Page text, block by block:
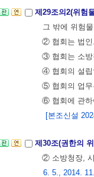
제29조의2(위험
그 밖에 위험
② 협회는 법인
③ 협회는 소방
④ 협회의 설립
⑤ 협회의 업무
⑥ 협회에 관하
[본조신설
제30조(권한의
② 소방청장,
6. 5., 2014.